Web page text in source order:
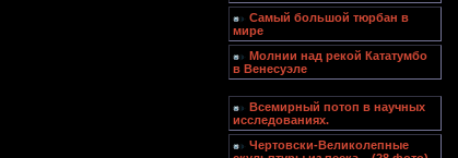
Самый большой тюрбан в
мире
Молнии над рекой Кататумбо
в Венесуэле
Всемирный потоп в научных
исследованиях.
Чертовски-Великолепные